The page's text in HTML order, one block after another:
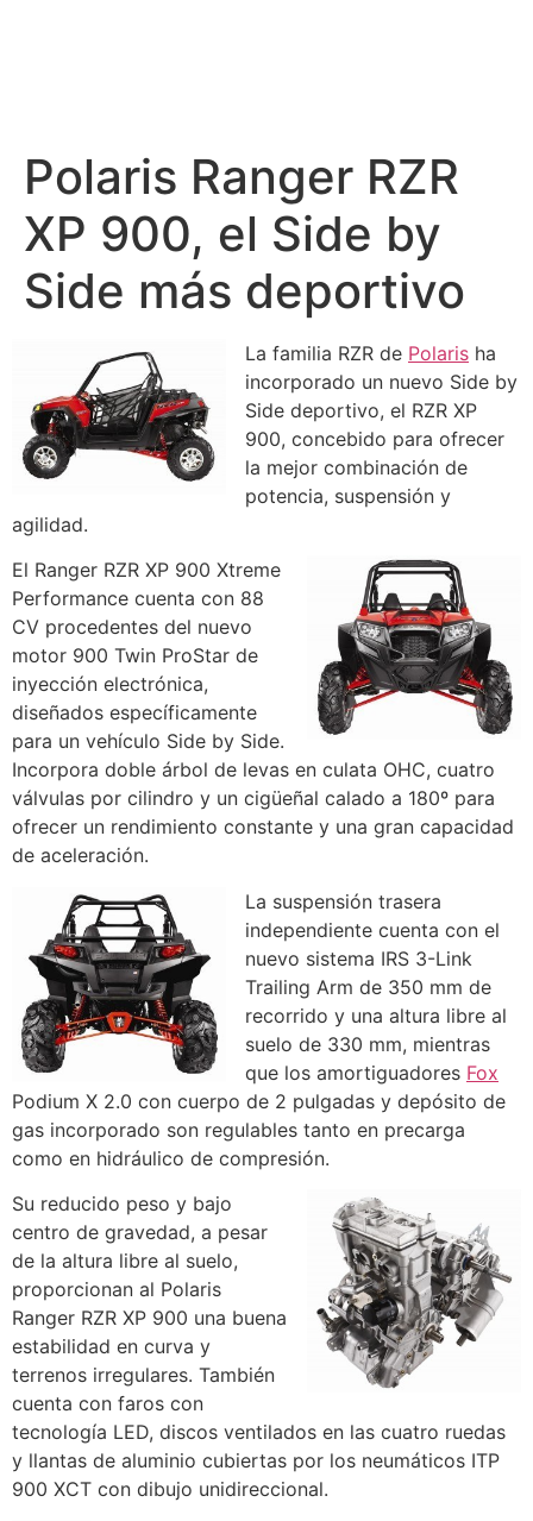
Polaris Ranger RZR
XP 900, el Side by
Side más deportivo
La familia RZR de Polaris ha
incorporado un nuevo Side by
Side deportivo, el RZR XP
900, concebido para ofrecer
la mejor combinación de
potencia, suspensión y
agilidad.
El Ranger RZR XP 900 Xtreme
Performance cuenta con 88
CV procedentes del nuevo
motor 900 Twin ProStar de
inyección electrónica,
diseñados específicamente
para un vehículo Side by Side.
Incorpora doble árbol de levas en culata OHC, cuatro
válvulas por cilindro y un cigüeñal calado a 180º para
ofrecer un rendimiento constante y una gran capacidad
de aceleración.
La suspensión trasera
independiente cuenta con el
nuevo sistema IRS 3-Link
Trailing Arm de 350 mm de
recorrido y una altura libre al
suelo de 330 mm, mientras
que los amortiguadores Fox
Podium X 2.0 con cuerpo de 2 pulgadas y depósito de
gas incorporado son regulables tanto en precarga
como en hidráulico de compresión.
Su reducido peso y bajo
centro de gravedad, a pesar
de la altura libre al suelo,
proporcionan al Polaris
Ranger RZR XP 900 una buena
estabilidad en curva y
terrenos irregulares. También
cuenta con faros con
tecnología LED, discos ventilados en las cuatro ruedas
y llantas de aluminio cubiertas por los neumáticos ITP
900 XCT con dibujo unidireccional.